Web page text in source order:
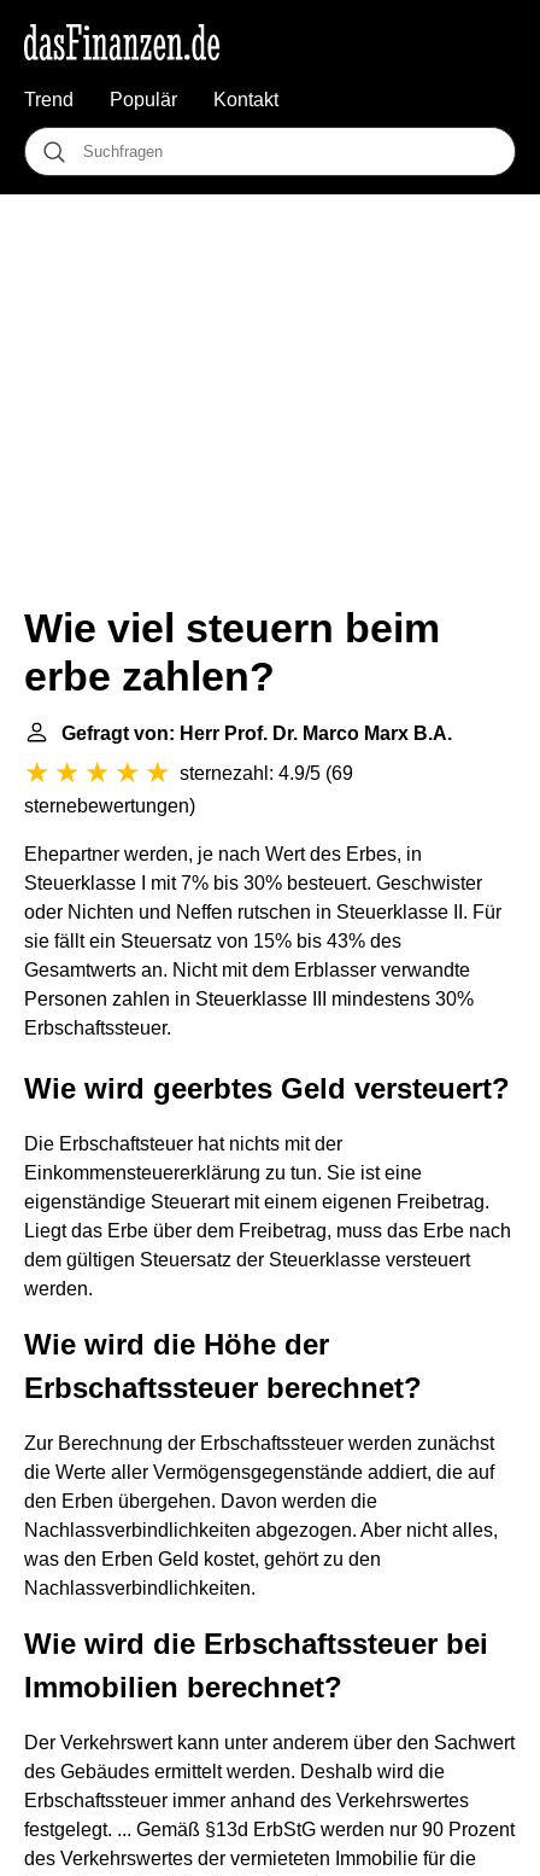
Trend Populär Kontakt
Wie viel steuern beim
erbe zahlen?
Gefragt von: Herr Prof. Dr. Marco Marx B.A.
sternezahl: 4.9/5 (69
sternebewertungen)
Ehepartner werden, je nach Wert des Erbes, in
Steuerklasse I mit 7% bis 30% besteuert. Geschwister
oder Nichten und Neffen rutschen in Steuerklasse II. Für
sie fällt ein Steuersatz von 15% bis 43% des
Gesamtwerts an. Nicht mit dem Erblasser verwandte
Personen zahlen in Steuerklasse III mindestens 30%
Erbschaftssteuer.
Wie wird geerbtes Geld versteuert?
Die Erbschaftsteuer hat nichts mit der
Einkommensteuererklärung zu tun. Sie ist eine
eigenständige Steuerart mit einem eigenen Freibetrag.
Liegt das Erbe über dem Freibetrag, muss das Erbe nach
dem gültigen Steuersatz der Steuerklasse versteuert
werden.
Wie wird die Höhe der
Erbschaftssteuer berechnet?
Zur Berechnung der Erbschaftssteuer werden zunächst
die Werte aller Vermögensgegenstände addiert, die auf
den Erben übergehen. Davon werden die
Nachlassverbindlichkeiten abgezogen. Aber nicht alles,
was den Erben Geld kostet, gehört zu den
Nachlassverbindlichkeiten.
Wie wird die Erbschaftssteuer bei
Immobilien berechnet?
Der Verkehrswert kann unter anderem über den Sachwert
des Gebäudes ermittelt werden. Deshalb wird die
Erbschaftssteuer immer anhand des Verkehrswertes
festgelegt. ... Gemäß §13d ErbStG werden nur 90 Prozent
des Verkehrswertes der vermieteten Immobilie für die